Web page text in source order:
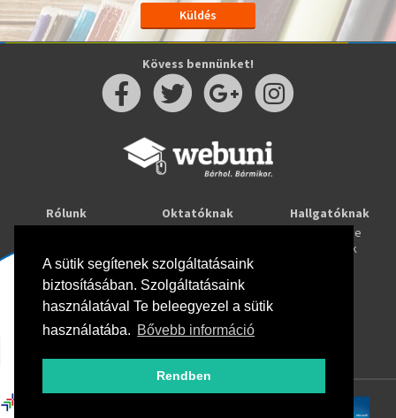
A sütik segítenek szolgáltatásaink
biztosításában. Szolgáltatásaink
használatával Te beleegyezel a sütik
használatába. Bővebb információ
Rendben
Kövess bennünket!
Rólunk
Oktatóknak
Webuni Stúdió
Hallgatóknak
Tanulj online
Képzések
Info
Adatkezelési tájékoztató
ÁSZF
Hirlevél adatkezelési tájékoztató
GYIK